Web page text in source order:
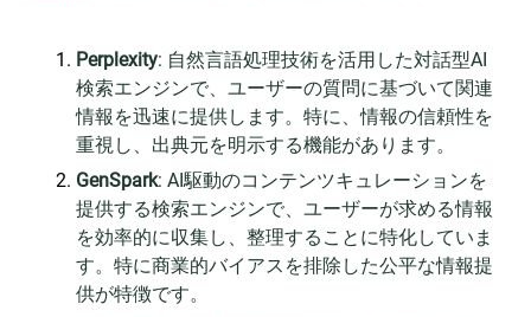
Perplexity: 自然言語処理技術を活用した対話型AI
検索エンジンで、ユーザーの質問に基づいて関連
情報を迅速に提供します。特に、情報の信頼性を
重視し、出典元を明示する機能があります。
GenSpark: AI駆動のコンテンツキュレーションを
提供する検索エンジンで、ユーザーが求める情報
を効率的に収集し、整理することに特化していま
す。特に商業的バイアスを排除した公平な情報提
供が特徴です。